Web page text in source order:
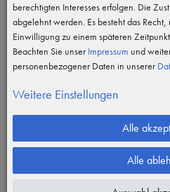
berechtigten Interesses erfolgen. Die
abgelehnt werden. Es besteht das
Einwilligung zu einem späteren
Beachten Sie unser Impressum und
personenbezogener Daten in unserer
Weitere Einstellungen
Alle
Alle